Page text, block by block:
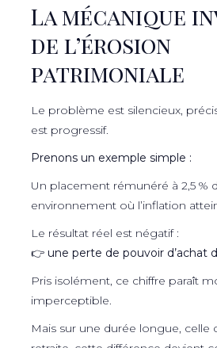
La mécanique
de l’érosion
patrimoniale
Le problème est silencieux,
est progressif.
Prenons un exemple simple :
Un placement rémunéré à 2,5 %
environnement où l’inflation
Le résultat réel est négatif :
👉 une perte de pouvoir d’achat
Pris isolément, ce chiffre paraît
imperceptible.
Mais sur une durée longue, celle